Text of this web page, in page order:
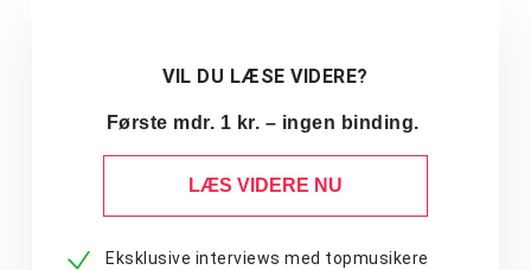
VIL DU LÆSE VIDERE?
Første mdr. 1 kr. – ingen binding.
LÆS VIDERE NU
Eksklusive interviews med topmusikere